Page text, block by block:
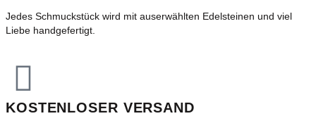
Jedes Schmuckstück wird mit auserwählten Edelsteinen und viel
Liebe handgefertigt.
KOSTENLOSER VERSAND